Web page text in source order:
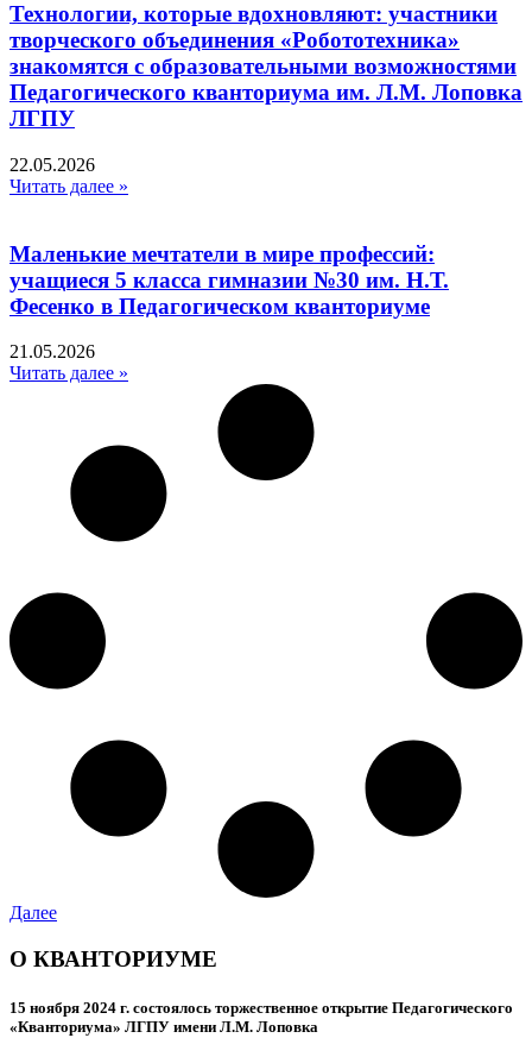
Технологии, которые вдохновляют: участники
творческого объединения «Робототехника»
знакомятся с образовательными возможностями
Педагогического кванториума им. Л.М. Лоповка
ЛГПУ
22.05.2026
Читать далее »
Маленькие мечтатели в мире профессий:
учащиеся 5 класса гимназии №30 им. Н.Т.
Фесенко в Педагогическом кванториуме
21.05.2026
Читать далее »
Далее
О КВАНТОРИУМЕ
15 ноября 2024 г. состоялось торжественное открытие Педагогического
«Кванториума» ЛГПУ имени Л.М. Лоповка